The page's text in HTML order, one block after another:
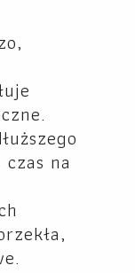
na